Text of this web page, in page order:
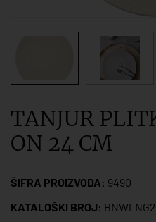
TANJUR
ON 24 CM
ŠIFRA PROIZVODA: 9490
KATALOŠKI BROJ: